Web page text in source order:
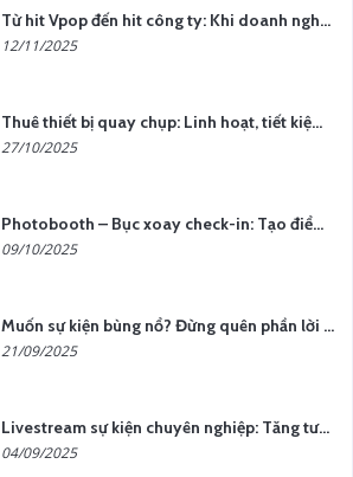
Từ hit Vpop đến hit công ty: Khi doanh nghiệp muốn tạo dấu ấn với lời hát riêng
12/11/2025
Thuê thiết bị quay chụp: Linh hoạt, tiết kiệm, hiệu quả
27/10/2025
Photobooth – Bục xoay check-in: Tạo điểm nhấn cho sự kiện của bạn
09/10/2025
Muốn sự kiện bùng nổ? Đừng quên phần lời hát đậm chất riêng
21/09/2025
Livestream sự kiện chuyên nghiệp: Tăng tương tác, nâng tầm thương hiệu
04/09/2025